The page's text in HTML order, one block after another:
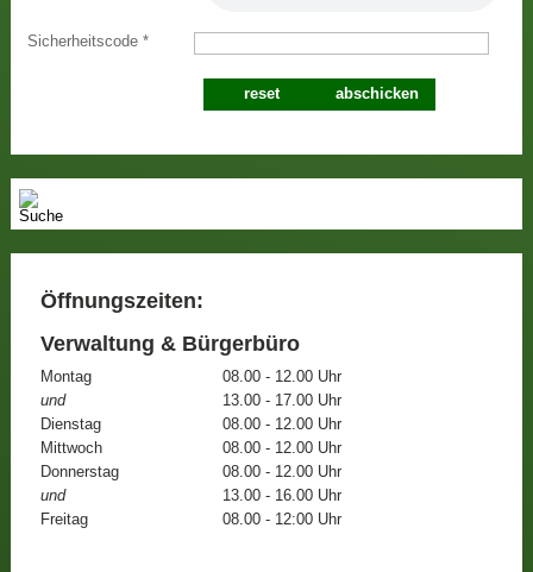
Sicherheitscode*
Öffnungszeiten:
Verwaltung & Bürgerbüro
Montag
08.00 - 12.00 Uhr
und
13.00 - 17.00 Uhr
Dienstag
08.00 - 12.00 Uhr
Mittwoch
08.00 - 12.00 Uhr
Donnerstag
08.00 - 12.00 Uhr
und
13.00 - 16.00 Uhr
Freitag
08.00 - 12:00 Uhr